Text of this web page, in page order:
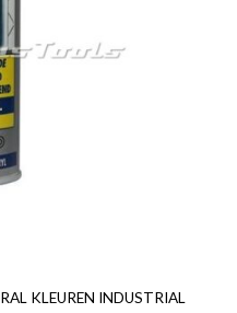
RAL KLEUREN INDUSTRIAL